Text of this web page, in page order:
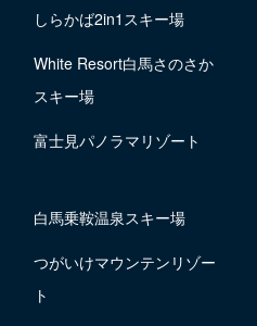
しらかば2in1スキー場
White Resort白馬さのさか
スキー場
富士見パノラマリゾート
白馬乗鞍温泉スキー場
つがいけマウンテンリゾー
ト